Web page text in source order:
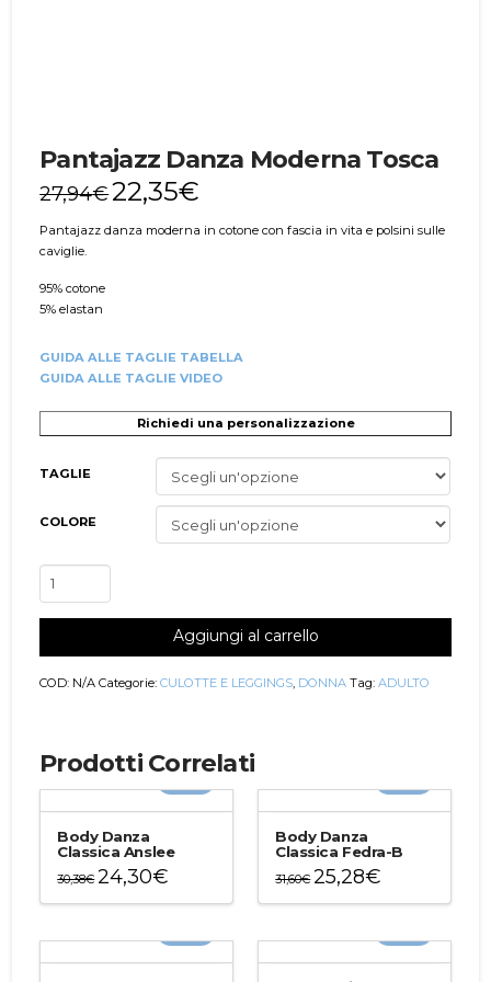
Pantajazz Danza Moderna Tosca
27,94€22,35€
Pantajazz danza moderna in cotone con fascia in vita e polsini sulle
caviglie.
95% cotone
5% elastan
GUIDA ALLE TAGLIE TABELLA
GUIDA ALLE TAGLIE VIDEO
Richiedi una personalizzazione
TAGLIE
COLORE
Moderna
quantità
Aggiungi al carrello
COD: N/A Categorie:CULOTTE E LEGGINGS, DONNA Tag:ADULTO
Prodotti Correlati
Body Danza
Classica Anslee
30,38€ 24,30€
ha
Body Danza
Classica Fedra-B
31,60€ 25,28€
ha